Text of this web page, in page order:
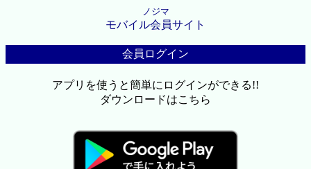
ノジマ
モバイル会員サイト
会員ログイン
アプリを使うと簡単にログインができる!!
ダウンロードはこちら